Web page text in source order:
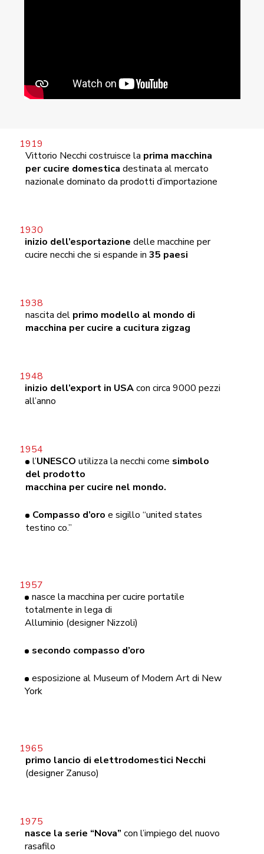
Vittorio Necchi costruisce la prima macchina
per cucire domestica destinata al mercato
nazionale dominato da prodotti d’importazione
inizio dell’esportazione delle macchine per
cucire necchi che si espande in 35 paesi
nascita delprimo modello al mondo di
macchina per cucire a cucitura zigzag
inizio dell’export in USAcon circa 9000 pezzi
all’anno
l’UNESCO utilizza la necchi come simbolo
del prodotto
macchina per cucire nel mondo.
Compasso d’oro e sigillo “united states
testino co.”
nasce la macchina per cucire portatile
totalmente in lega di
Alluminio (designer Nizzoli)
secondo compasso d’oro
esposizione al Museum of Modern Art di New
York
primo lancio di elettrodomestici Necchi
(designer Zanuso)
nasce la serie “Nova” con l’impiego del nuovo
rasafilo